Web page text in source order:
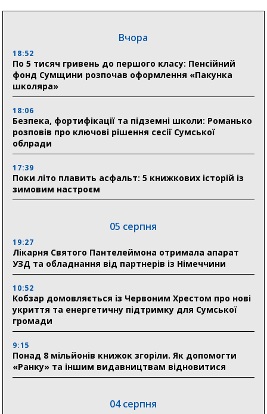
Вчора
18:52
По 5 тисяч гривень до першого класу: Пенсійний
фонд Сумщини розпочав оформлення «Пакунка
школяра»
18:06
Безпека, фортифікації та підземні школи: Романько
розповів про ключові рішення сесії Сумської
облради
17:39
Поки літо плавить асфальт: 5 книжкових історій із
зимовим настроєм
05 серпня
19:27
Лікарня Святого Пантелеймона отримала апарат
УЗД та обладнання від партнерів із Німеччини
10:52
Кобзар домовляється із Червоним Хрестом про нові
укриття та енергетичну підтримку для Сумської
громади
9:15
Понад 8 мільйонів книжок згоріли. Як допомогти
«Ранку» та іншим видавництвам відновитися
04 серпня